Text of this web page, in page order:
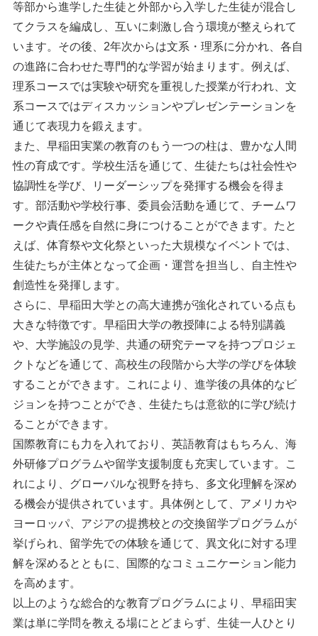
等部から進学した生徒と外部から入学した生徒が混合し
てクラスを編成し、互いに刺激し合う環境が整えられて
います。その後、2年次からは文系・理系に分かれ、各自
の進路に合わせた専門的な学習が始まります。例えば、
理系コースでは実験や研究を重視した授業が行われ、文
系コースではディスカッションやプレゼンテーションを
通じて表現力を鍛えます。
また、早稲田実業の教育のもう一つの柱は、豊かな人間
性の育成です。学校生活を通じて、生徒たちは社会性や
協調性を学び、リーダーシップを発揮する機会を得ま
す。部活動や学校行事、委員会活動を通じて、チームワ
ークや責任感を自然に身につけることができます。たと
えば、体育祭や文化祭といった大規模なイベントでは、
生徒たちが主体となって企画・運営を担当し、自主性や
創造性を発揮します。
さらに、早稲田大学との高大連携が強化されている点も
大きな特徴です。早稲田大学の教授陣による特別講義
や、大学施設の見学、共通の研究テーマを持つプロジェ
クトなどを通じて、高校生の段階から大学の学びを体験
することができます。これにより、進学後の具体的なビ
ジョンを持つことができ、生徒たちは意欲的に学び続け
ることができます。
国際教育にも力を入れており、英語教育はもちろん、海
外研修プログラムや留学支援制度も充実しています。こ
れにより、グローバルな視野を持ち、多文化理解を深め
る機会が提供されています。具体例として、アメリカや
ヨーロッパ、アジアの提携校との交換留学プログラムが
挙げられ、留学先での体験を通じて、異文化に対する理
解を深めるとともに、国際的なコミュニケーション能力
を高めます。
以上のような総合的な教育プログラムにより、早稲田実
業は単に学問を教える場にとどまらず、生徒一人ひとり